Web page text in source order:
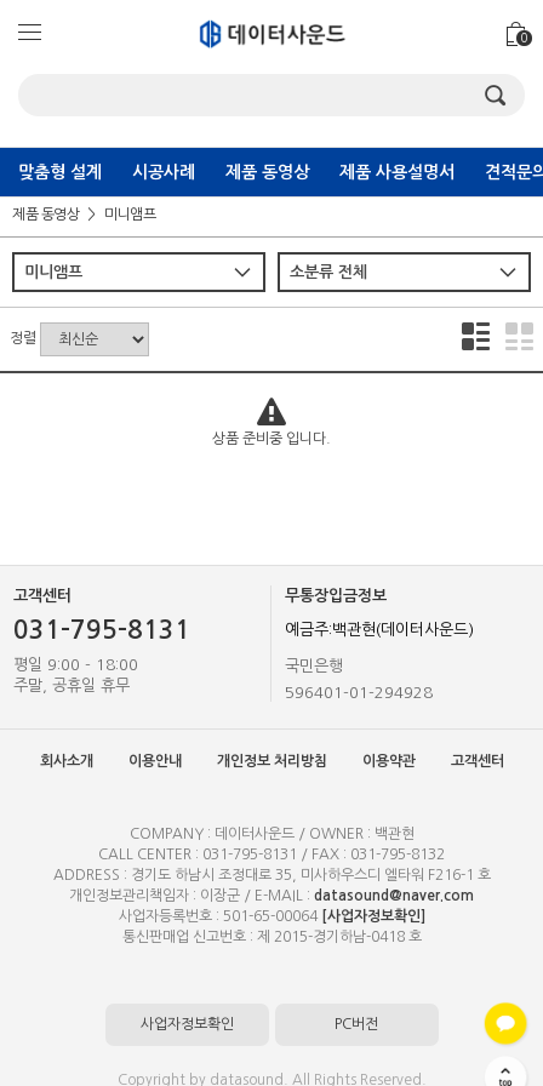
0
맞춤형 설계 시공사례 제품 동영상 제품 사용설명서 견적문
제품 동영상 미니앰프
정렬
상품 준비중 입니다.
고객센터
031-795-8131
평일 9:00 - 18:00
주말, 공휴일 휴무
무통장입금정보
예금주:백관현(데이터사운드)
국민은행
596401-01-294928
회사소개 이용안내 개인정보 처리방침 이용약관 고객센터
COMPANY : 데이터사운드 / OWNER : 백관현
CALL CENTER : 031-795-8131 / FAX : 031-795-8132
ADDRESS : 경기도 하남시 조정대로 35, 미사하우스디 엘타워 F216-1 호
개인정보관리책임자 : 이장군 / E-MAIL : datasound@naver.com
사업자등록번호 : 501-65-00064 [사업자정보확인]
통신판매업 신고번호 : 제 2015-경기하남-0418 호
사업자정보확인 PC버전
Copyright by datasound. All Rights Reserved.